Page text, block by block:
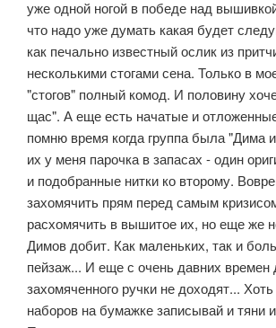
уже одной ногой в победе над
что надо уже думать какая будет
как печально известный ослик из
несколькими стогами сена. Только в
"стогов" полный комод. И половину
щас". А еще есть начатые и
помню время когда группа была "Дима
их у меня парочка в запасах - один
и подобранные нитки ко второму.
захомячить прям перед самым
расхомячить в вышитое их, но еще же
Димов добит. Как маленьких, так и
пейзаж... И еще с очень давних времен
захомяченного ручки не доходят...
наборов на бумажке записывай и тяни